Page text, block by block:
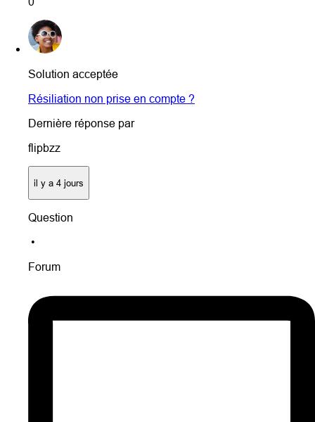
Solution acceptée
Résiliation non prise en compte ?
Dernière réponse par
flipbzz
il y a 4 jours
Question
•
Forum